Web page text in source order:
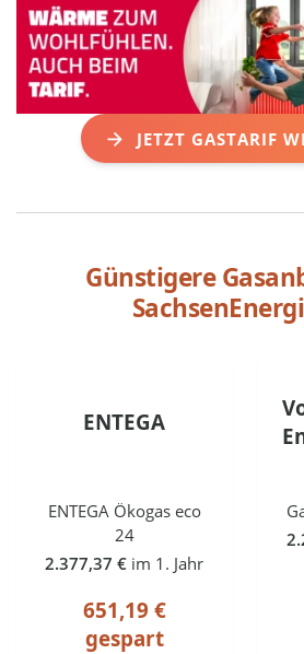
JETZT GASTARIF
Günstigere
ENTEGA
ENTEGA Ökogas eco
24
2.377,37 € im 1. Jahr
651,19 €
gespart